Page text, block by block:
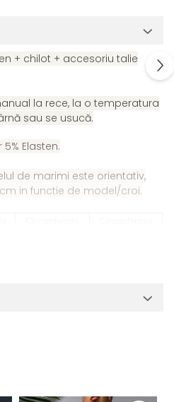
+ chilot + accesoriu talie
la rece, la o temperatura
sau se usucă.
5% Elasten.
de marimi este orientativ,
in functie de model/croi.